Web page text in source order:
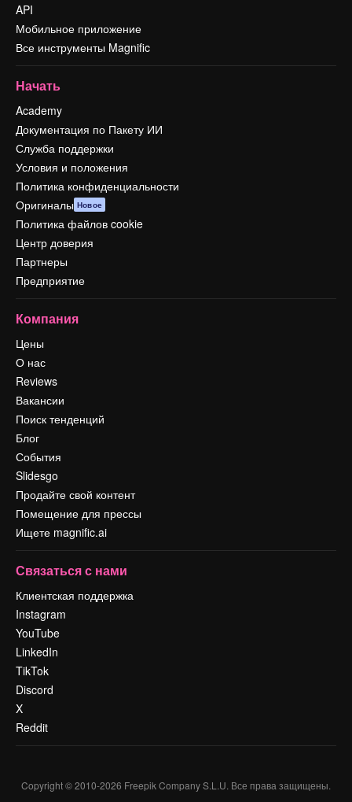
API
Мобильное приложение
Все инструменты Magnific
Начать
Academy
Документация по Пакету ИИ
Служба поддержки
Условия и положения
Политика конфиденциальности
Оригиналы Новое
Политика файлов cookie
Центр доверия
Партнеры
Предприятие
Компания
Цены
О нас
Reviews
Вакансии
Поиск тенденций
Блог
События
Slidesgo
Продайте свой контент
Помещение для прессы
Ищете magnific.ai
Связаться с нами
Клиентская поддержка
Instagram
YouTube
LinkedIn
TikTok
Discord
X
Reddit
Copyright © 2010-2026 Freepik Company S.L.U. Все права защищены.